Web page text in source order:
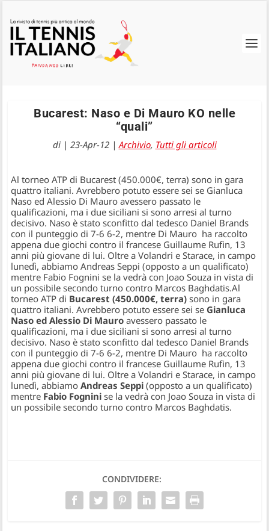
Bucarest: Naso e Di Mauro KO nelle
“quali”
di | 23-Apr-12|Archivio, Tutti gli articoli
Al torneo ATP di Bucarest (450.000€, terra) sono in gara
quattro italiani. Avrebbero potuto essere sei se Gianluca
Naso ed Alessio Di Mauro avessero passato le
qualificazioni, ma i due siciliani si sono arresi al turno
decisivo. Naso è stato sconfitto dal tedesco Daniel Brands
con il punteggio di 7-6 6-2, mentre Di Mauro ha raccolto
appena due giochi contro il francese Guillaume Rufin, 13
anni più giovane di lui. Oltre a Volandri e Starace, in campo
lunedì, abbiamo Andreas Seppi (opposto a un qualificato)
mentre Fabio Fognini se la vedrà con Joao Souza in vista di
un possibile secondo turno contro Marcos Baghdatis.Al
torneo ATP di Bucarest (450.000€, terra) sono in gara
quattro italiani. Avrebbero potuto essere sei se Gianluca
Naso ed Alessio Di Mauro avessero passato le
qualificazioni, ma i due siciliani si sono arresi al turno
decisivo. Naso è stato sconfitto dal tedesco Daniel Brands
con il punteggio di 7-6 6-2, mentre Di Mauro ha raccolto
appena due giochi contro il francese Guillaume Rufin, 13
anni più giovane di lui. Oltre a Volandri e Starace, in campo
lunedì, abbiamoAndreas Seppi (opposto a un qualificato)
mentre Fabio Fognini se la vedrà con Joao Souza in vista di
un possibile secondo turno contro Marcos Baghdatis.
CONDIVIDERE: